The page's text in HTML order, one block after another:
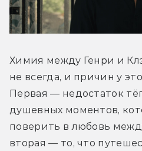
Химия между Генри и
не всегда, и причин у
Первая — недостаток
душевных моментов,
поверить в любовь
вторая — то, что